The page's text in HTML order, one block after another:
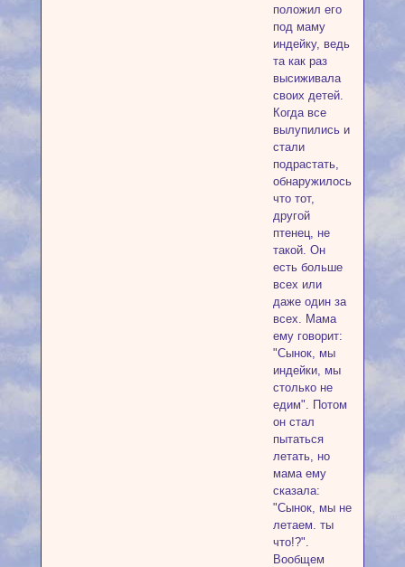
положил его
под маму
индейку, ведь
та как раз
высиживала
своих детей.
Когда все
вылупились и
стали
подрастать,
обнаружилось,
что тот,
другой
птенец, не
такой. Он
есть больше
всех или
даже один за
всех. Мама
ему говорит:
"Сынок, мы
индейки, мы
столько не
едим". Потом
он стал
пытаться
летать, но
мама ему
сказала:
"Сынок, мы не
летаем. ты
что!?".
Вообщем